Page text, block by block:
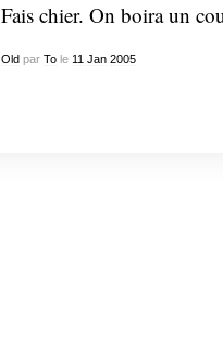
Fais chier. On boira un
Oldpar Tole 11 Jan 2005